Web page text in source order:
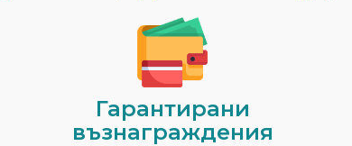
Гарантирани
възнаграждения